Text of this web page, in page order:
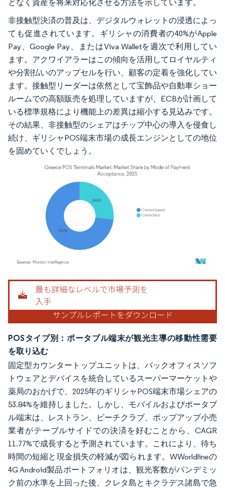
となく資産を将来対応化させる方法を示しています。
非接触型決済の普及は、デジタルウォレットの浸透によっ
ても促進されています。ギリシャの消費者の40%がApple
Pay、Google Pay、またはViva Walletを週次で利用してい
ます。アクワイアラーはこの傾向を活用してロイヤルティ
や分割払いのアップセルを行い、顧客の定着を強化してい
ます。接触型リーダーは依然として宝飾品や自動車ショー
ルームでの高額販売を処理していますが、ECBが計画して
いる標準規格により機能上の差異は縮小する見込みです。
その結果、非接触型のシェアはチップ中心の導入を侵食し
続け、ギリシャPOS端末市場の成長エンジンとしての地位
を固めていくでしょう。
画像 © Mordor Intelligence。再利用にはCC BY 4.0の表示が必要です。
POSタイプ別：ポータブル端末が観光主導の移動性需要
を取り込む
固定型カウンタートップユニットは、バックオフィスソフ
トウェアとデバイスを統合しているスーパーマーケットや
薬局のおかげで、2025年のギリシャPOS端末市場シェアの
53.84%を維持しました。しかし、モバイルおよびポータブ
ル端末は、レストラン、ビーチクラブ、ポップアップ小売
業者がテーブルサイドでの決済を好むことから、CAGR
11.77%で成長すると予測されています。これにより、待ち
時間の短縮と現金損失の軽減が図られます。WWorldlineの
4G Android製品ポートフォリオは、観光客数がパンデミッ
ク前の水準を上回った後、クレタ島とキクラデス諸島で急